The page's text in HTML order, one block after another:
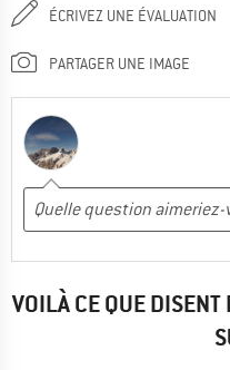
ÉCRIVEZ UNE ÉVALUATION
PARTAGER UNE IMAGE
VOILÀ CE QUE